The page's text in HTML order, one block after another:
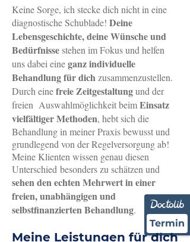
• Priorisierung und Zeitmanagement
• Aktivierung eigener Kräfte und
Ressourcen
• Stärkung von Selbstbewusstsein,
Selbstwertgefühl und Selbstliebe
• Abhängigkeit von psychoaktiven
Substanzen, Umgang mit Sucht im Umfeld
• Nicht stoffbezogene Abhängigkeiten
(Mediensucht, Kaufsucht, Spielsucht etc.)
• Karriere und Rückschläge im Job,
berufliche Neuorientierung
• Blockaden lösen durch Meditation und
Hypnose
• Schwierigkeiten bei der
Entscheidungsfindung
• Schwelende Familienkonflikte sowie
Aggression und Streit im näheren Umfeld
• Umgang mit Krankheit, Tod und der
Angst vor dem Sterben
Keine Sorge, ich stecke dich nicht in eine
diagnostische Schublade! Deine
Lebensgeschichte,deine Wünsche und
Bedürfnissestehen im Fokus und helfen
uns dabei eineganz individuelle
Behandlung für dich zusammenzustellen.
Durch einefreie Zeitgestaltungund der
freien Auswahlmöglichkeit beimEinsatz
vielfältiger Methoden, hebt sich die
Behandlung in meiner Praxis bewusst und
grundlegend von der Regelversorgung ab!
Meine Klienten wissen genau diesen
Unterschied besonders zu schätzen und
sehen den echten Mehrwert in einer
freien, unabhängigen und
selbstfinanzierten Behandlung.
Meine Leistungen für dich
Termin